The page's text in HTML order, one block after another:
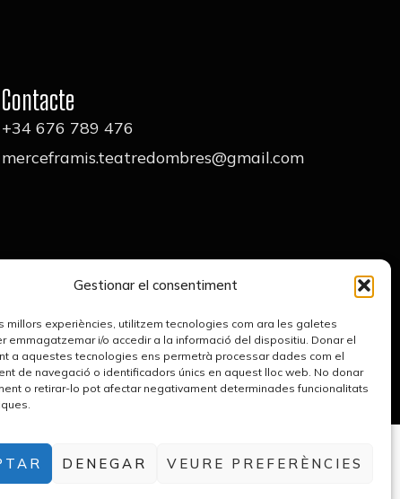
Gestionar el consentiment
millors experiències, utilitzem tecnologies com ara les galetes
emmagatzemar i/o accedir a la informació del dispositiu. Donar el
a aquestes tecnologies ens permetrà processar dades com el
de navegació o identificadors únics en aquest lloc web. No donar
o retirar-lo pot afectar negativament determinades funcionalitats
DENEGAR VEURE PREFERÈNCIES
Contacte
+34 676 789 476
merceframis.teatredombres@gmail.com